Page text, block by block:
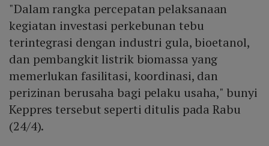
"Dalam rangka percepatan pelaksanaan
kegiatan investasi perkebunan tebu
terintegrasi dengan industri gula, bioetanol,
dan pembangkit listrik biomassa yang
memerlukan fasilitasi, koordinasi, dan
perizinan berusaha bagi pelaku usaha," bunyi
Keppres tersebut seperti ditulis pada Rabu
(24/4).